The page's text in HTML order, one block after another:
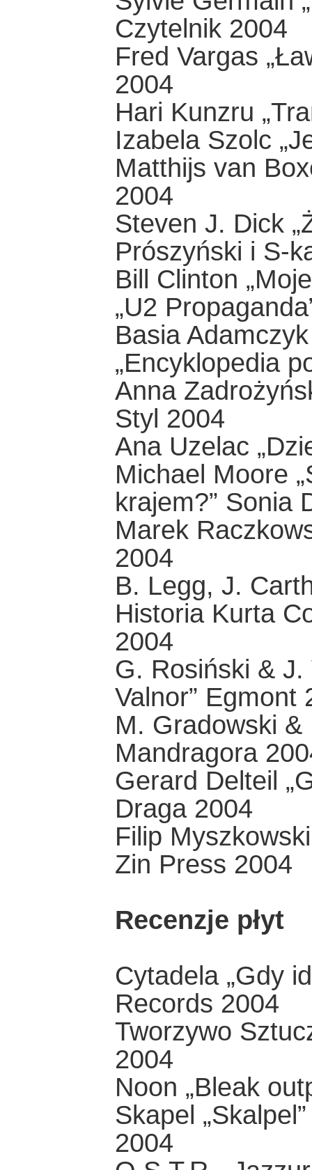
Czytelnik 2004
Fred Vargas
2004
Hari Kunzru
Izabela Szolc
Matthijs van
2004
Steven J. Dick
Prószyński i S-
Bill Clinton
„U2
Basia
„Encyklopedia
Anna
Styl 2004
Ana Uzelac
Michael Moore
krajem?” Sonia
Marek
2004
B. Legg, J.
Historia Kurta
2004
G. Rosiński & J.
Valnor” Egmont
M. Gradowski &
Mandragora
Gerard Delteil
Draga 2004
Filip
Zin Press 2004
Recenzje płyt
Cytadela „Gdy
Records 2004
Tworzywo
2004
Noon „Bleak
Skapel
2004